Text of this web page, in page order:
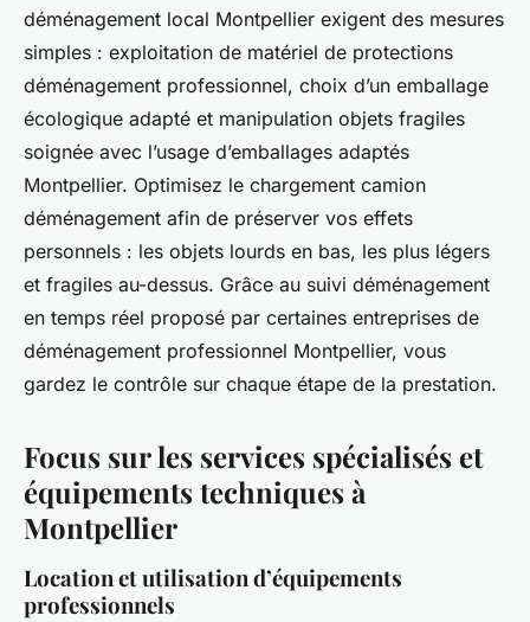
déménagement local Montpellier exigent des mesures
simples : exploitation de matériel de protections
déménagement professionnel, choix d’un emballage
écologique adapté et manipulation objets fragiles
soignée avec l’usage d’emballages adaptés
Montpellier. Optimisez le chargement camion
déménagement afin de préserver vos effets
personnels : les objets lourds en bas, les plus légers
et fragiles au-dessus. Grâce au suivi déménagement
en temps réel proposé par certaines entreprises de
déménagement professionnel Montpellier, vous
gardez le contrôle sur chaque étape de la prestation.
Focus sur les services spécialisés et
équipements techniques à
Montpellier
Location et utilisation d’équipements
professionnels